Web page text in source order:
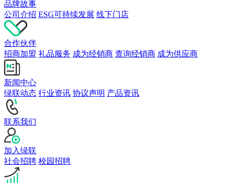
品牌故事
公司介绍 ESG可持续发展 线下门店
合作伙伴
招商加盟 礼品服务 成为经销商 查询经销商 成为供应商
新闻中心
绿联动态 行业资讯 协议声明 产品资讯
联系我们
加入绿联
社会招聘 校园招聘